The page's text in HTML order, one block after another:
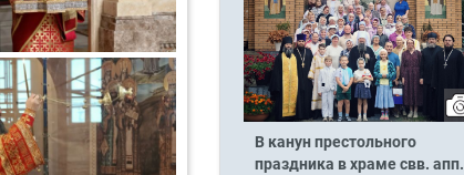
В канун престольного
праздника в храме свв. апп.